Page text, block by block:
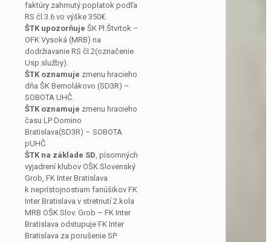
faktúry zahrnutý poplatok podľa
RS čl.3.6 vo výške 350€.
ŠTK upozorňuje ŠK Pl.Štvrtok –
OFK Vysoká (MRB) na
dodržiavanie RS čl.2(označenie
Usp.služby).
ŠTK oznamuje zmenu hracieho
dňa ŠK Bernolákovo (SD3R) –
SOBOTA UHČ.
ŠTK oznamuje zmenu hracieho
času LP Domino
Bratislava(SD3R) – SOBOTA
pUHČ
ŠTK na základe SD, písomných
vyjadrení klubov OŠK Slovenský
Grob, FK Inter Bratislava
k neprístojnostiam fanúšikov FK
Inter Bratislava v stretnutí 2.kola
MRB OŠK Slov. Grob – FK Inter
Bratislava odstupuje FK Inter
Bratislava za porušenie SP